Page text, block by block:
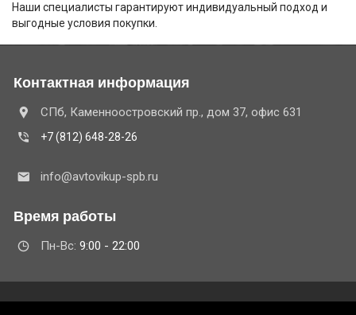
Наши специалисты гарантируют индивидуальный подход и
выгодные условия покупки.
Контактная информация
СПб, Каменноостровский пр., дом 37, офис 631
+7 (812) 648-28-26
info@avtovikup-spb.ru
Время работы
Пн-Вс: 9:00 - 22:00